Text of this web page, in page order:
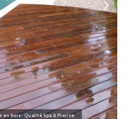
bois - Qualité Spa & Piscine